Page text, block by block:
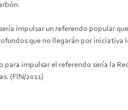
impulsar un referendo popular
que no llegarán por
para impulsar el referendo sería la
(FIN/2011)